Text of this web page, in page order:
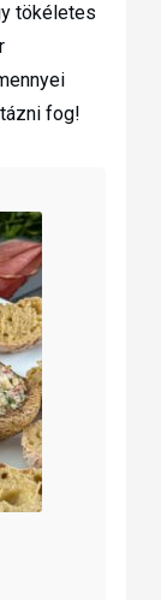
tökéletes
fog!